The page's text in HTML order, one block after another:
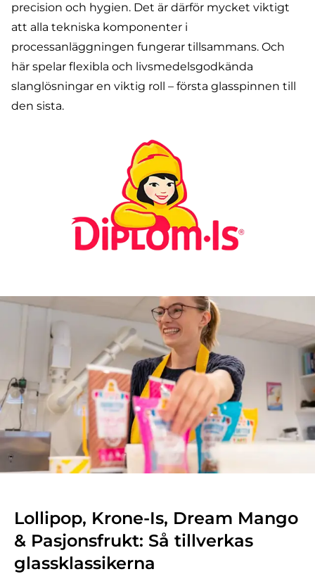
precision och hygien. Det är därför mycket viktigt
att alla tekniska komponenter i
processanläggningen fungerar tillsammans. Och
här spelar flexibla och livsmedelsgodkända
slanglösningar en viktig roll – första glasspinnen till
den sista.
Lollipop, Krone-Is, Dream Mango
& Pasjonsfrukt: Så tillverkas
glassklassikerna